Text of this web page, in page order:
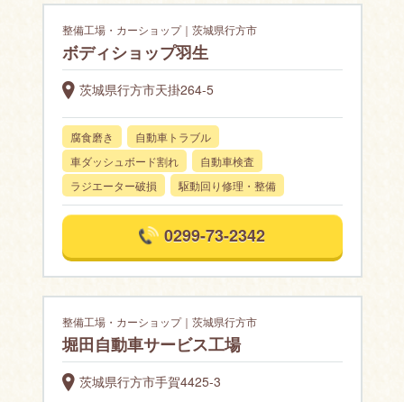
整備工場・カーショップ｜茨城県行方市
ボディショップ羽生
茨城県行方市天掛264-5
腐食磨き
自動車トラブル
車ダッシュボード割れ
自動車検査
ラジエーター破損
駆動回り修理・整備
0299-73-2342
整備工場・カーショップ｜茨城県行方市
堀田自動車サービス工場
茨城県行方市手賀4425-3